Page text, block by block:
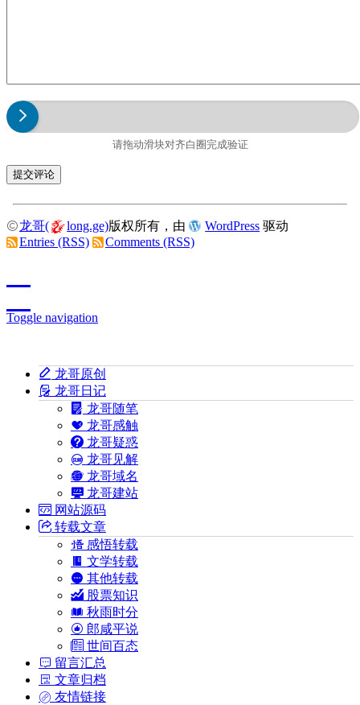
请拖动滑块对齐白圈完成验证
龙哥( long.ge)版权所有，由 WordPress 驱动
Entries (RSS)
Comments (RSS)
Toggle navigation
龙哥原创
龙哥日记
龙哥随笔
龙哥感触
龙哥疑惑
龙哥见解
龙哥域名
龙哥建站
网站源码
转载文章
感悟转载
文学转载
其他转载
股票知识
秋雨时分
郎咸平说
世间百态
留言汇总
文章归档
友情链接